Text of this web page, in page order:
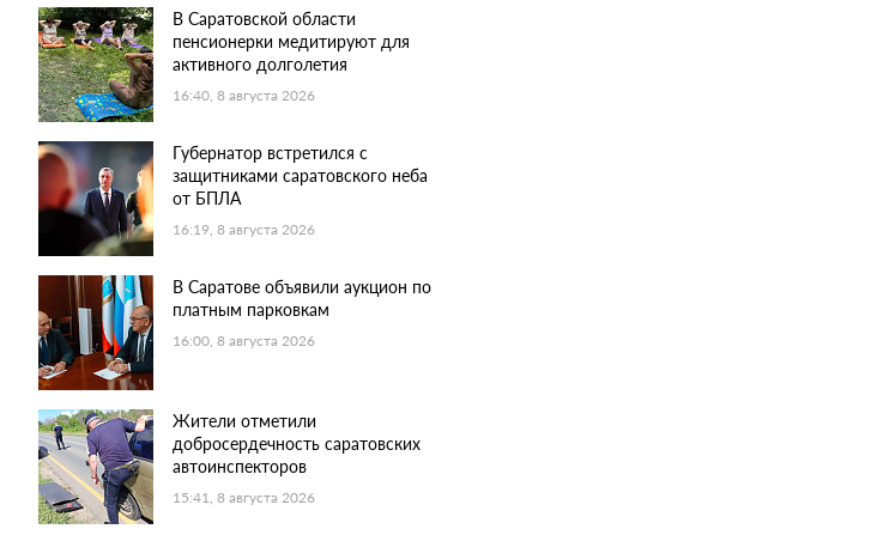
В Саратовской области
пенсионерки медитируют для
активного долголетия
16:40, 8 августа 2026
Губернатор встретился с
защитниками саратовского неба
от БПЛА
16:19, 8 августа 2026
В Саратове объявили аукцион по
платным парковкам
16:00, 8 августа 2026
Жители отметили
добросердечность саратовских
автоинспекторов
15:41, 8 августа 2026